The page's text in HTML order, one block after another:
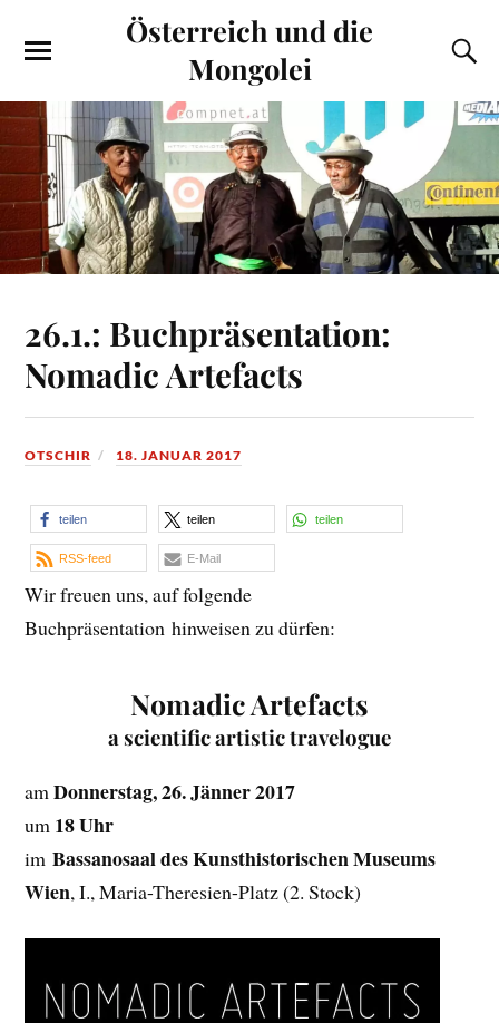
Österreich und die
Mongolei
26.1.: Buchpräsentation:
Nomadic Artefacts
OTSCHIR 18. JANUAR 2017
teilen teilen teilen
RSS-feed E-Mail
Wir freuen uns, auf folgende
Buchpräsentation hinweisen zu dürfen:
Nomadic Artefacts
a scientific artistic travelogue
amDonnerstag, 26. Jänner 2017
um 18 Uhr
imBassanosaal des Kunsthistorischen Museums
Wien, I., Maria-Theresien-Platz (2. Stock)